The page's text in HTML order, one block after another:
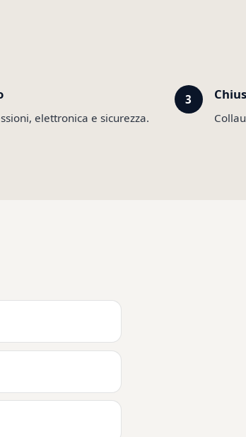
elettronica e sicurezza.